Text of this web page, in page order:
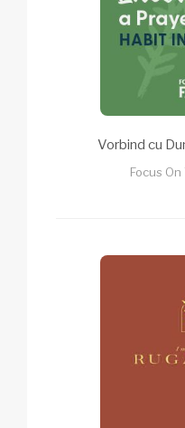
Vorbind cu
Focus On